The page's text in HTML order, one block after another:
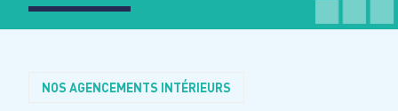
NOS AGENCEMENTS INTÉRIEURS